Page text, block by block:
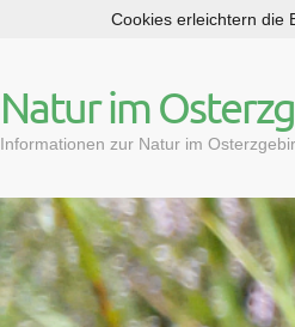
p
t
c
o
n
t
e
Natur im
Informationen zur Natur im
Cookies erleichtern die